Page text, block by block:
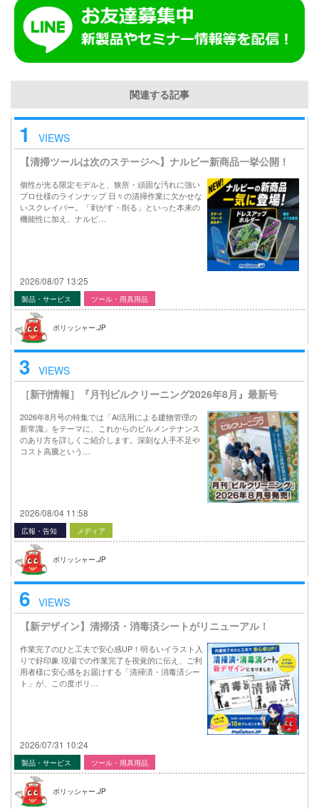
関連する記事
1
VIEWS
【清掃ツールは次のステージへ】ナルビー新商品一挙公開！
個性が光る限定モデルと、狭所・頑固な汚れに強い
プロ仕様のラインナップ 日々の清掃作業に欠かせな
いスクレイパー。「剥がす・削る」といった本来の
機能性に加え、ナルビ…
2026/08/07 13:25
製品・サービス ツール・用具用品
ポリッシャー.JP
3 VIEWS
［新刊情報］『月刊ビルクリーニング2026年8月』最新号
2026年8月号の特集では「AI活用による建物管理の
新常識」をテーマに、これからのビルメンテナンス
のあり方を詳しくご紹介します。深刻な人手不足や
コスト高騰という…
2026/08/04 11:58
広報・告知 メディア
ポリッシャー.JP
6 VIEWS
【新デザイン】清掃済・消毒済シートがリニューアル！
作業完了のひと工夫で安心感UP！明るいイラスト入
りで好印象 現場での作業完了を視覚的に伝え、ご利
用者様に安心感をお届けする「清掃済・消毒済シー
ト」が、この度ポリ…
2026/07/31 10:24
製品・サービス ツール・用具用品
ポリッシャー.JP